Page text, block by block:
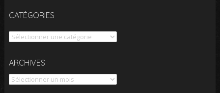
CATÉGORIES
Catégories
ARCHIVES
Archives